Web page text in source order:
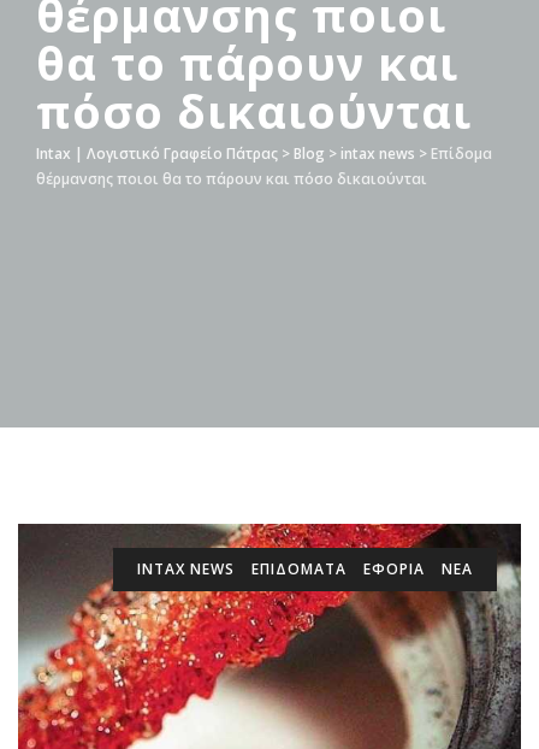
θέρμανσης ποιοι
θα το πάρουν και
πόσο δικαιούνται
Intax | Λογιστικό Γραφείο Πάτρας > Blog > intax news > Επίδομα
θέρμανσης ποιοι θα το πάρουν και πόσο δικαιούνται
INTAX NEWS ΕΠΙΔΌΜΑΤΑ ΕΦΟΡΙΑ ΝΕΑ